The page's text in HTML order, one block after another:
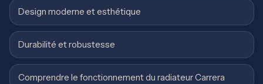
Design moderne et esthétique
Durabilité et robustesse
Comprendre le fonctionnement du radiateur Carrera